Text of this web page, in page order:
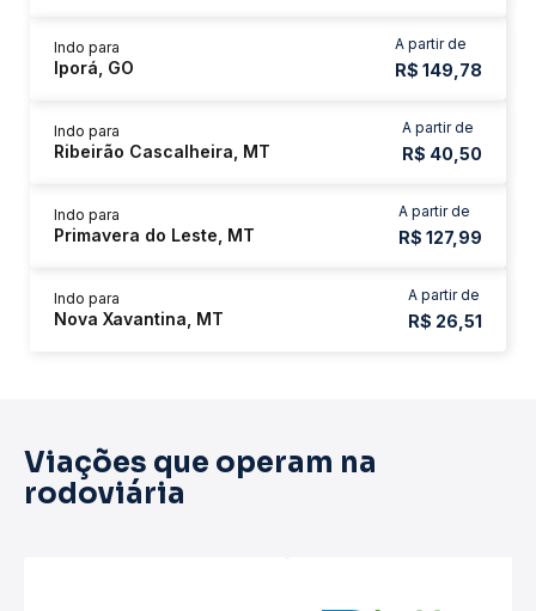
A partir de
R$ 149,78
Indo para
Iporá, GO
A partir de
R$ 40,50
Indo para
Ribeirão Cascalheira, MT
A partir de
R$ 127,99
Indo para
Primavera do Leste, MT
A partir de
R$ 26,51
Indo para
Nova Xavantina, MT
Viações que operam na
rodoviária